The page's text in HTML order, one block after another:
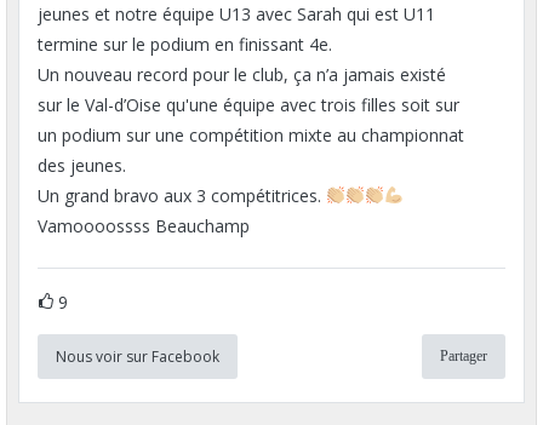
jeunes et notre équipe U13 avec Sarah qui est U11
termine sur le podium en finissant 4e.
Un nouveau record pour le club, ça n’a jamais existé
sur le Val-d’Oise qu'une équipe avec trois filles soit sur
un podium sur une compétition mixte au championnat
des jeunes.
Un grand bravo aux 3 compétitrices.
Vamoooossss Beauchamp
9
Nous voir sur Facebook Partager